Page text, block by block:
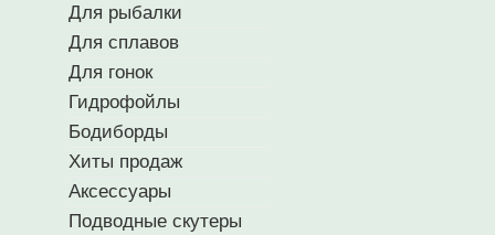
Для рыбалки
Для сплавов
Для гонок
Гидрофойлы
Бодиборды
Хиты продаж
Аксессуары
Подводные скутеры